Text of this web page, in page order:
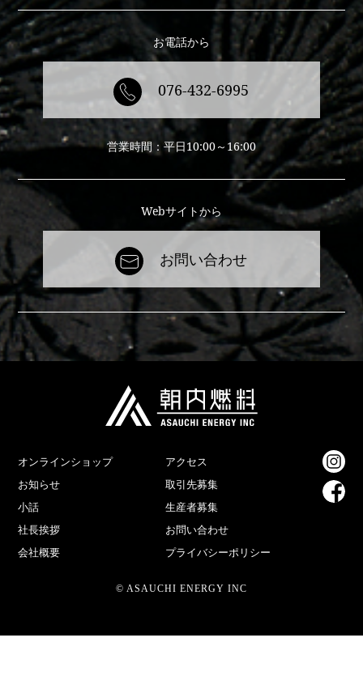
お電話から
076-432-6995
営業時間：平日10:00～16:00
Webサイトから
お問い合わせ
オンラインショップ
お知らせ
小話
社長挨拶
会社概要
アクセス
取引先募集
生産者募集
お問い合わせ
プライバシーポリシー
© ASAUCHI ENERGY INC